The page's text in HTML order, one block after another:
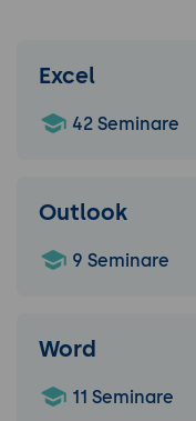
Excel
42 Seminare
Outlook
9 Seminare
Word
11 Seminare